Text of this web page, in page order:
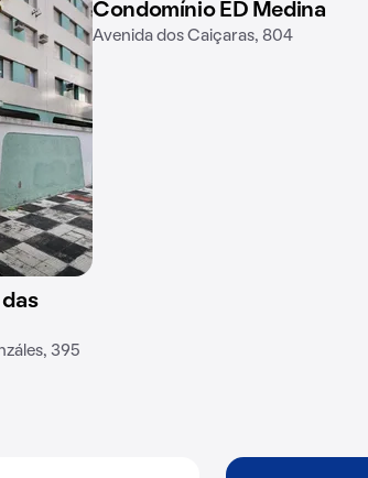
395
1 imóvel disponível
Condomínio ED Medina
Avenida dos Caiçaras, 804